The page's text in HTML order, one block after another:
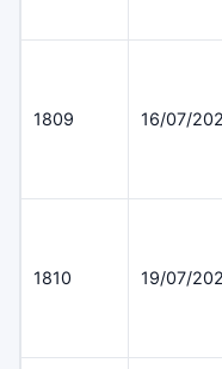
1809 16/07/
1810 19/07/